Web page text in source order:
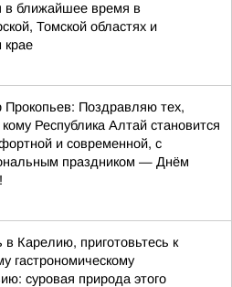
в ближайшее время в
Томской областях и
крае
Прокопьев: Поздравляю тех,
Республика Алтай становится
и современной, с
праздником — Днём
в Карелию, приготовьтесь к
гастрономическому
суровая природа этого